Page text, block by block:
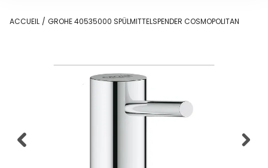
ACCUEIL / GROHE 40535000 SPÜLMITTELSPENDER COSMOPOLITAN